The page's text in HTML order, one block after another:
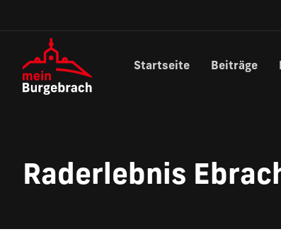
Startseite Beiträge
Raderlebnis